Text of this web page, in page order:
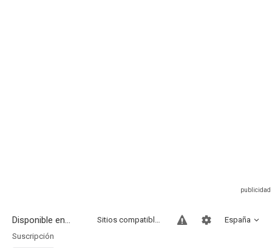
Disponible en... España
Sitios compatibles
Suscripción